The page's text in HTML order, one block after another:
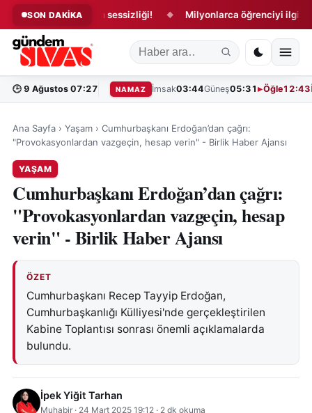
SON DAKİKA
açılışında tribün sessizliği! ◆ Milyonlarca öğrenciyi
🕒 9 Ağustos 07:27 NAMAZ İmsak03:44Güneş05:31 Öğle12:43
Ana Sayfa › Yaşam › Cumhurbaşkanı Erdoğan’dan çağrı:
"Provokasyonlardan vazgeçin, hesap verin" - Birlik Haber Ajansı
YAŞAM
Cumhurbaşkanı Erdoğan’dan çağrı:
"Provokasyonlardan vazgeçin, hesap
verin" - Birlik Haber Ajansı
ÖZET
Cumhurbaşkanı Recep Tayyip Erdoğan,
Cumhurbaşkanlığı Külliyesi'nde gerçekleştirilen
Kabine Toplantısı sonrası önemli açıklamalarda
bulundu.
İpek Yiğit Tarhan
Muhabir · 24 Mart 2025 19:12 · 2 dk okuma